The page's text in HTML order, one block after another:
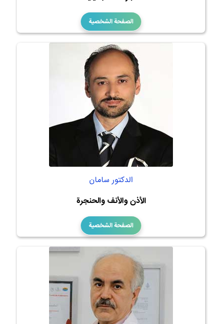
الصفحة الشخصية
الدكتور سامان
الأذن والأنف والحنجرة
الصفحة الشخصية